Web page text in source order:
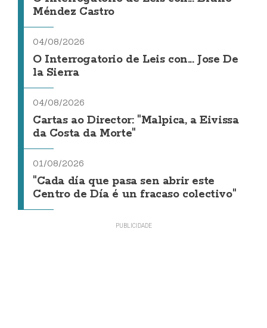
Méndez Castro
04/08/2026
O Interrogatorio de Leis con... Jose De
la Sierra
04/08/2026
Cartas ao Director: "Malpica, a Eivissa
da Costa da Morte"
01/08/2026
"Cada día que pasa sen abrir este
Centro de Día é un fracaso colectivo"